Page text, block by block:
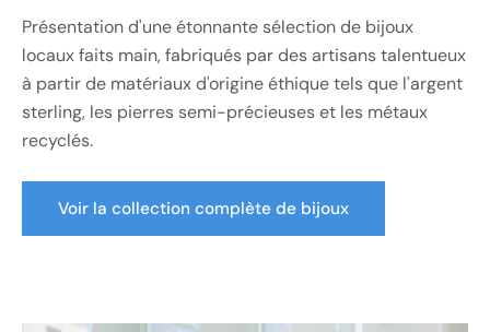
Présentation d'une étonnante sélection de bijoux
locaux faits main, fabriqués par des artisans talentueux
à partir de matériaux d'origine éthique tels que l'argent
sterling, les pierres semi-précieuses et les métaux
recyclés.
Voir la collection complète de bijoux